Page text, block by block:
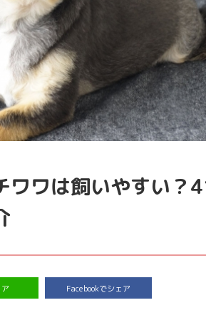
ワワは飼いやすい？
Facebookでシェア